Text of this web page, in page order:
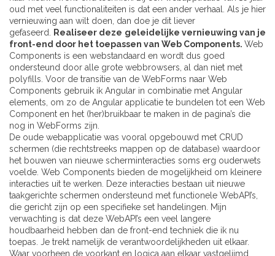
oud met veel functionaliteiten is dat een ander verhaal. Als je hier
vernieuwing aan wilt doen, dan doe je dit liever
gefaseerd. Realiseer deze geleidelijke vernieuwing van je
front-end door het toepassen van Web Components. Web
Components is een webstandaard en wordt dus goed
ondersteund door alle grote webbrowsers, al dan niet met
polyfills. Voor de transitie van de WebForms naar Web
Components gebruik ik Angular in combinatie met Angular
elements, om zo de Angular applicatie te bundelen tot een Web
Component en het (her)bruikbaar te maken in de pagina’s die
nog in WebForms zijn.
De oude webapplicatie was vooral opgebouwd met CRUD
schermen (die rechtstreeks mappen op de database) waardoor
het bouwen van nieuwe scherminteracties soms erg ouderwets
voelde. Web Components bieden de mogelijkheid om kleinere
interacties uit te werken. Deze interacties bestaan uit nieuwe
taakgerichte schermen ondersteund met functionele WebAPI’s,
die gericht zijn op een specifieke set handelingen. Mijn
verwachting is dat deze WebAPI’s een veel langere
houdbaarheid hebben dan de front-end techniek die ik nu
toepas. Je trekt namelijk de verantwoordelijkheden uit elkaar.
Waar voorheen de voorkant en logica aan elkaar vastgelijmd